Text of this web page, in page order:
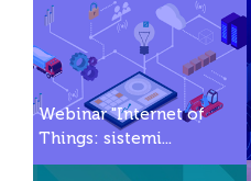
Webinar "Internet of
Things: sistemi...